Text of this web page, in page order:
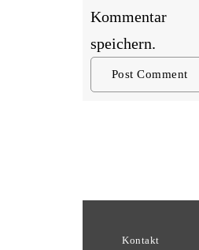
Kommentar
speichern.
Kontakt